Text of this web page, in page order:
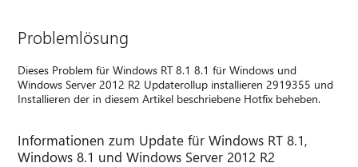
Problemlösung
Dieses Problem für Windows RT 8.1 8.1 für Windows und
Windows Server 2012 R2 Updaterollup installieren 2919355 und
Installieren der in diesem Artikel beschriebene Hotfix beheben.
Informationen zum Update für Windows RT 8.1,
Windows 8.1 und Windows Server 2012 R2